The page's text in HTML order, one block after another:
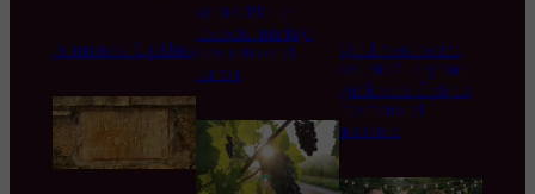
Domaine d’Aupilhac
Vin & CBD : Le
nouveau mariage
des sens et du
terroir
Quel rosé boire
cet été ? Le grand
guide des 5 styles,
moments et
accords